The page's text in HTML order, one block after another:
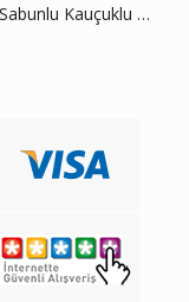
Gemaoil Greenax Kalsiyum Sabunlu Kauçuklu Gres